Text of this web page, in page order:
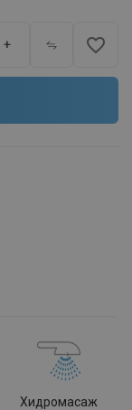
+ favorite_border
Хидромасаж